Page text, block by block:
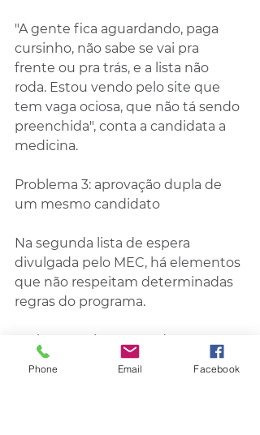
"A gente fica aguardando, paga
cursinho, não sabe se vai pra
frente ou pra trás, e a lista não
roda. Estou vendo pelo site que
tem vaga ociosa, que não tá sendo
preenchida", conta a candidata a
medicina.
Problema 3: aprovação dupla de
um mesmo candidato
Na segunda lista de espera
divulgada pelo MEC, há elementos
que não respeitam determinadas
regras do programa.
O Fies permite que cada
candidato se inscreva em até 3
Phone Email Facebook